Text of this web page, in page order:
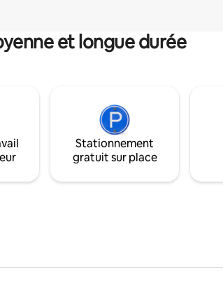
et longue durée
Stationnement
gratuit sur place